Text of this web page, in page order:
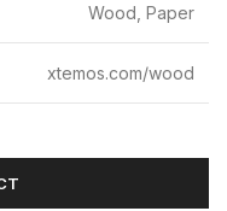
Wood, Paper
xtemos.com/wood